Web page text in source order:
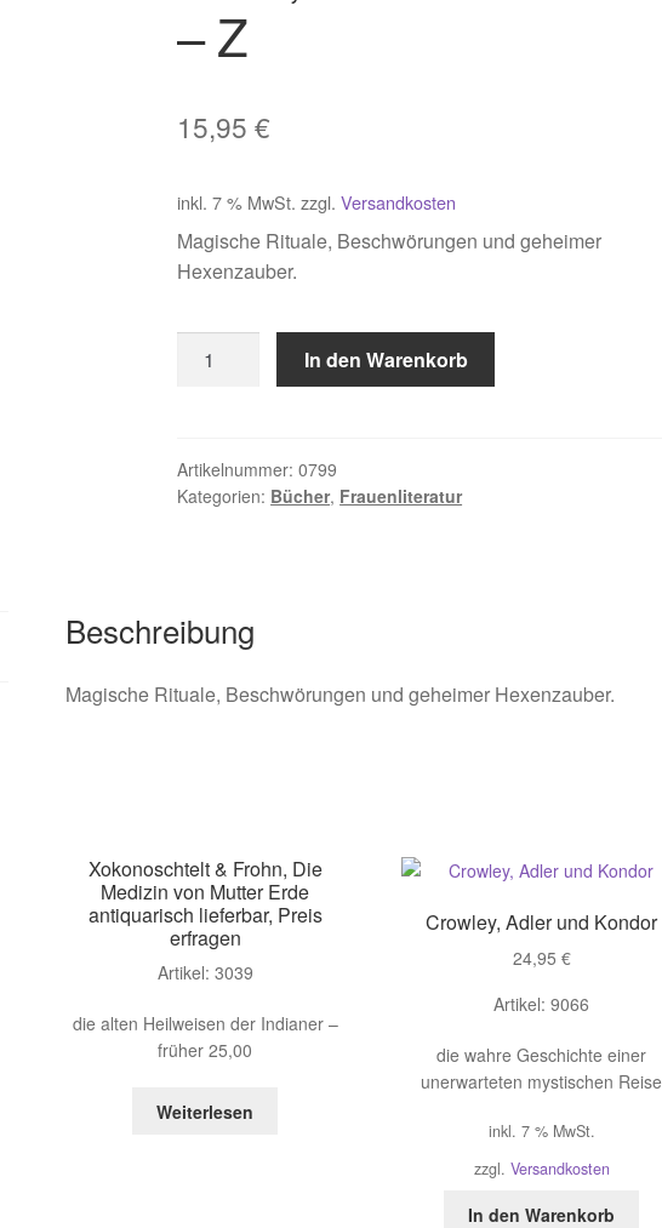
– Z
15,95€
inkl. 7 % MwSt. zzgl.Versandkosten
Magische Rituale, Beschwörungen und geheimer
Hexenzauber.
Hexenrat
-
Z
In den Warenkorb
Artikelnummer:0799
Kategorien: Bücher, Frauenliteratur
Beschreibung
Magische Rituale, Beschwörungen und geheimer Hexenzauber.
Xokonoschtelt & Frohn, Die
Medizin von Mutter Erde
antiquarisch lieferbar, Preis
erfragen
Artikel: 3039
die alten Heilweisen der Indianer –
früher 25,00
Weiterlesen
Crowley, Adler und Kondor
24,95 €
Artikel: 9066
die wahre Geschichte einer
unerwarteten mystischen Reise
inkl. 7 % MwSt.
zzgl. Versandkosten
In den Warenkorb